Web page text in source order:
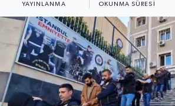
YAYINLANMA OKUNMA SÜRESI
Spor
Teknoloji
Türkiye